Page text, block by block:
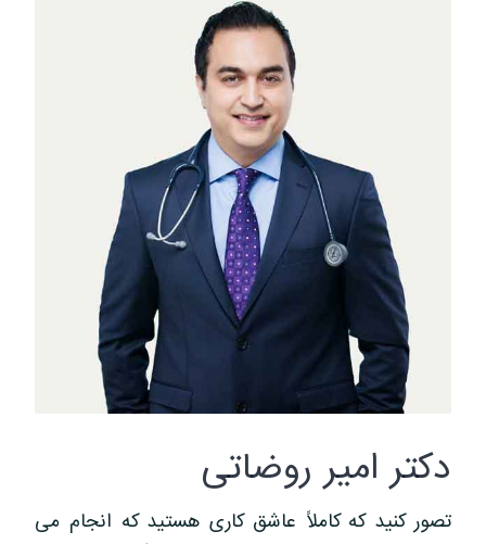
دکتر امیر روضاتی
تصور کنید که کاملاً عاشق کاری هستید که انجام می